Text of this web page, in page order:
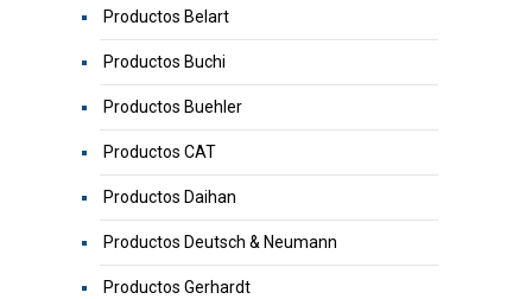
Productos Belart
Productos Buchi
Productos Buehler
Productos CAT
Productos Daihan
Productos Deutsch & Neumann
Productos Gerhardt